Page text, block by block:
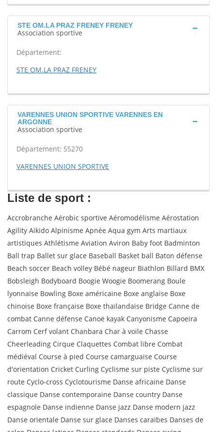
STE OM.LA PRAZ FRENEY FRENEY
Association sportive
Département:
STE OM.LA PRAZ FRENEY
VARENNES UNION SPORTIVE VARENNES EN
ARGONNE
Association sportive
Département: 55270
VARENNES UNION SPORTIVE
Liste de sport :
Accrobranche Aérobic sportive Aéromodélisme Aérostation
Agility Aikido Alpinisme Apnée Aqua gym Arts martiaux
artistiques Athlétisme Aviation Aviron Baby foot Badminton
Ball trap Ballet sur glace Baseball Basket ball Baton défense
Beach soccer Beach volley Bébé nageur Biathlon Billard BMX
Bobsleigh Bodyboard Boogie Woogie Boomerang Boule
lyonnaise Bowling Boxe américaine Boxe anglaise Boxe
chinoise Boxe française Boxe thaïlandaise Bridge Canne de
combat Canne défense Canoë kayak Canyonisme Capoeira
Carrom Cerf volant Chanbara Char à voile Chasse
Cheerleading Cirque Claquettes Combat libre Combat
médiéval Course à pied Course camarguaise Course
d'orientation Cricket Curling Cyclisme sur piste Cyclisme sur
route Cyclo-cross Cyclotourisme Danse africaine Danse
classique Danse contemporaine Danse country Danse
espagnole Danse indienne Danse jazz Danse modern jazz
Danse orientale Danse sur glace Danses caraïbes Danses de